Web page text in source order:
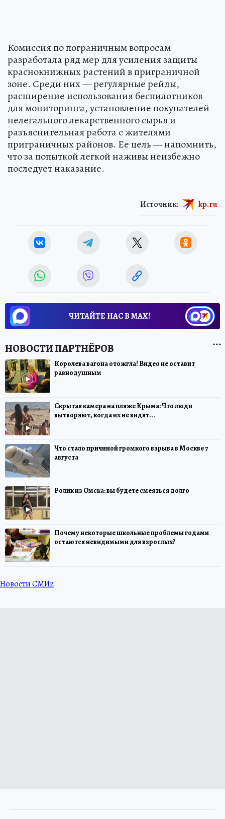
Комиссия по пограничным вопросам
разработала ряд мер для усиления защиты
краснокнижных растений в приграничной
зоне. Среди них — регулярные рейды,
расширение использования беспилотников
для мониторинга, установление покупателей
нелегального лекарственного сырья и
разъяснительная работа с жителями
приграничных районов. Ее цель — напомнить,
что за попыткой легкой наживы неизбежно
последует наказание.
Источник: kp.ru
ЧИТАЙТЕ НАС В МАХ!
Королева вагона отожгла! Видео не оставит
равнодушным
Скрытая камера на пляже Крыма: Что люди
вытворяют, когда их не видят...
Что стало причиной громкого взрыва в Москве 7
августа
Ролик из Омска: вы будете смеяться долго
Почему некоторые школьные проблемы годами
остаются невидимыми для взрослых?
Новости СМИ2